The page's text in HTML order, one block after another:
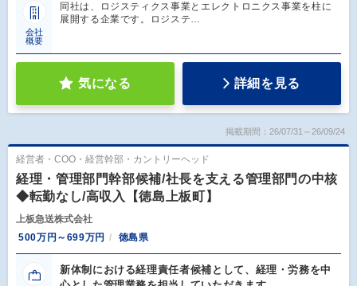
会社
概要
同社は、ロジスティクス事業とエレクトロニクス事業を柱に
展開する企業です。ロジステ…
気になる 詳細を見る
掲載期間：26/07/31～26/09/24
経営者・COO・経営幹部・カントリーヘッド
経理・管理部門幹部候補/社長を支える管理部門の中核
◆転勤なし/高収入【徳島上板町】
上板急送株式会社
500万円～699万円
徳島県
新体制における経理責任者候補として、経理・労務を中